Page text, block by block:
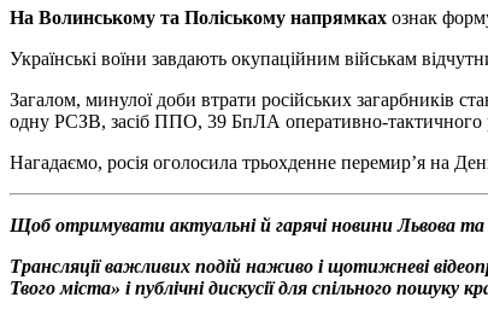
На Волинському та Поліському напрямках ознак
Українські воїни завдають окупаційним військам
Загалом, минулої доби втрати російських загарбників
одну РСЗВ, засіб ППО, 39 БпЛА оперативно-тактичного
Нагадаємо, росія оголосила трьохденне перемир’я на
Щоб отримувати актуальні й гарячі новини Львова
Трансляції важливих подій наживо і щотижневі
Твого міста» і публічні дискусії для спільного